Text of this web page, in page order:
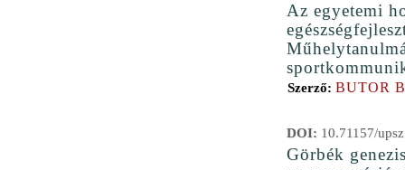
Az egyetemi
Szerző: BUTOR
DOI: 10.71157/
Görbék